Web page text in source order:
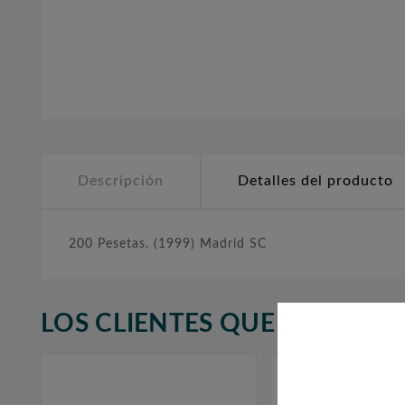
Descripción Detalles del producto
200 Pesetas. (1999) Madrid SC
LOS CLIENTES QUE